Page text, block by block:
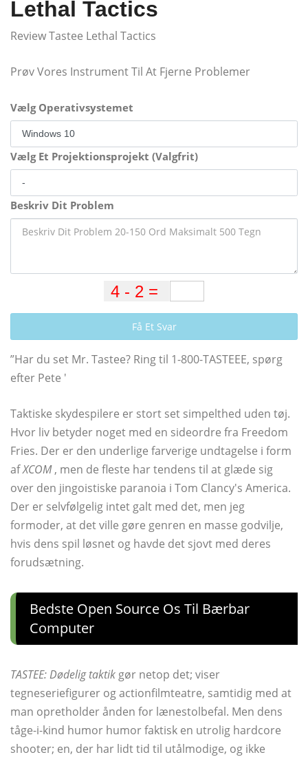
Lethal Tactics
Review Tastee Lethal Tactics
Prøv Vores Instrument Til At Fjerne Problemer
Vælg Operativsystemet
Vælg Et Projektionsprojekt (Valgfrit)
Beskriv Dit Problem
Få Et Svar
”Har du set Mr. Tastee? Ring til 1-800-TASTEEE, spørg
efter Pete '
Taktiske skydespilere er stort set simpelthed uden tøj.
Hvor liv betyder noget med en sideordre fra Freedom
Fries. Der er den underlige farverige undtagelse i form
afXCOM, men de fleste har tendens til at glæde sig
over den jingoistiske paranoia i Tom Clancy's America.
Der er selvfølgelig intet galt med det, men jeg
formoder, at det ville gøre genren en masse godvilje,
hvis dens spil løsnet og havde det sjovt med deres
forudsætning.
Bedste Open Source Os Til Bærbar
Computer
TASTEE: Dødelig taktik gør netop det; viser
tegneseriefigurer og actionfilmteatre, samtidig med at
man opretholder ånden for lænestolbefal. Men dens
tåge-i-kind humor humor faktisk en utrolig hardcore
shooter; en, der har lidt tid til utålmodige, og ikke